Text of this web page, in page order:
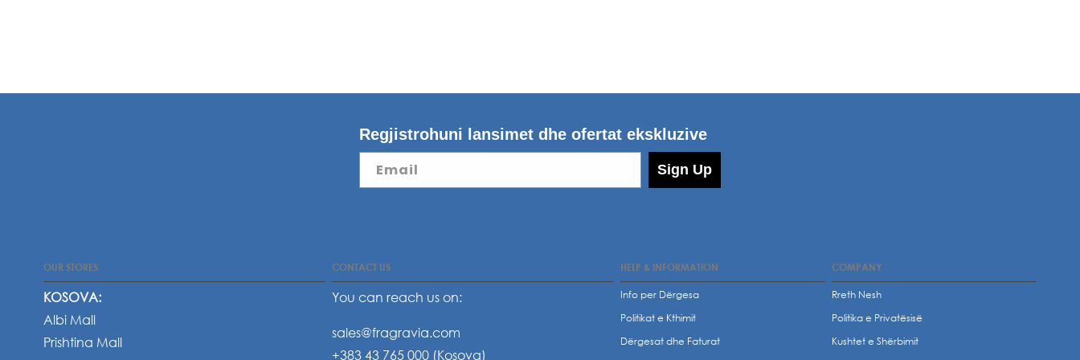
Regjistrohuni lansimet dhe ofertat ekskluzive
Email Sign Up
OUR STORES
KOSOVA:
Albi Mall
Prishtina Mall
CONTACT US
You can reach us on:
sales@fragravia.com
+383 43 765 000 (Kosova)
HELP & INFORMATION
Info per Dërgesa
Politikat e Kthimit
Dërgesat dhe Faturat
COMPANY
Rreth Nesh
Politika e Privatësisë
Kushtet e Shërbimit